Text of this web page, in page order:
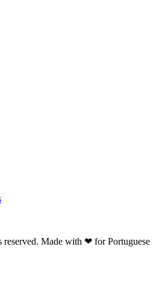
Made with ❤ for Portuguese